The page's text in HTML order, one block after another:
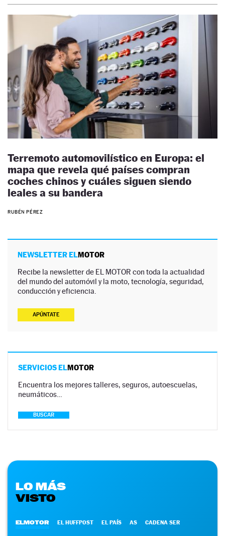
Terremoto automovilístico en Europa: el
mapa que revela qué países compran
coches chinos y cuáles siguen siendo
leales a su bandera
RUBÉN PÉREZ
NEWSLETTER ELMOTOR
Recibe la newsletter de EL MOTOR con toda la actualidad
del mundo del automóvil y la moto, tecnología, seguridad,
conducción y eficiencia.
APÚNTATE
SERVICIOS ELMOTOR
Encuentra los mejores talleres, seguros, autoescuelas,
neumáticos…
BUSCAR
LO MÁS
VISTO
ELMOTOR EL HUFFPOST EL PAÍS AS CADENA SER